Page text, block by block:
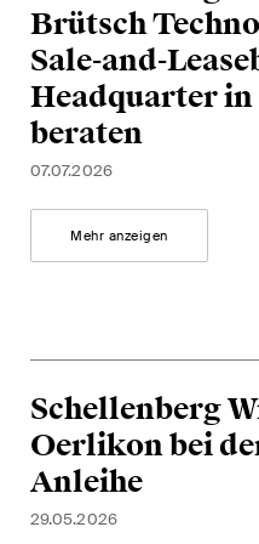
Brütsch
Sale-and-
Headquarter
beraten
07.07.2026
Mehr anzeigen
Schellenberg
Oerlikon bei
Anleihe
29.05.2026
Ein regelmässiger
einer
Perspektive auf
Änderungen,
Entwicklungen und
Diese Website ist durch
Datenschutzerklärung und